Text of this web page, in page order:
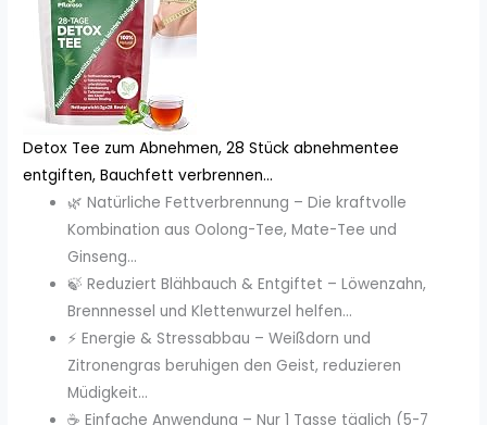
Detox Tee zum Abnehmen, 28 Stück abnehmentee
entgiften, Bauchfett verbrennen...
🌿 Natürliche Fettverbrennung – Die kraftvolle
Kombination aus Oolong-Tee, Mate-Tee und
Ginseng...
🍃 Reduziert Blähbauch & Entgiftet – Löwenzahn,
Brennnessel und Klettenwurzel helfen...
⚡ Energie & Stressabbau – Weißdorn und
Zitronengras beruhigen den Geist, reduzieren
Müdigkeit...
☕ Einfache Anwendung – Nur 1 Tasse täglich (5-7